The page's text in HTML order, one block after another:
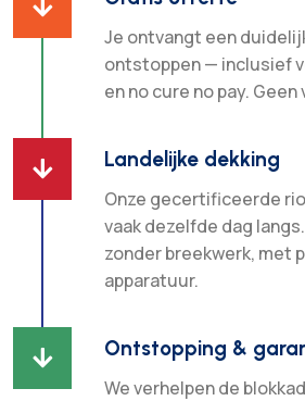

Je ontvangt een
ontstoppen — inclusief
en no cure no pay.
 Landelijke dekking
Onze gecertificeerde
vaak dezelfde dag
zonder breekwerk, met
apparatuur.
 Ontstopping &
We verhelpen de